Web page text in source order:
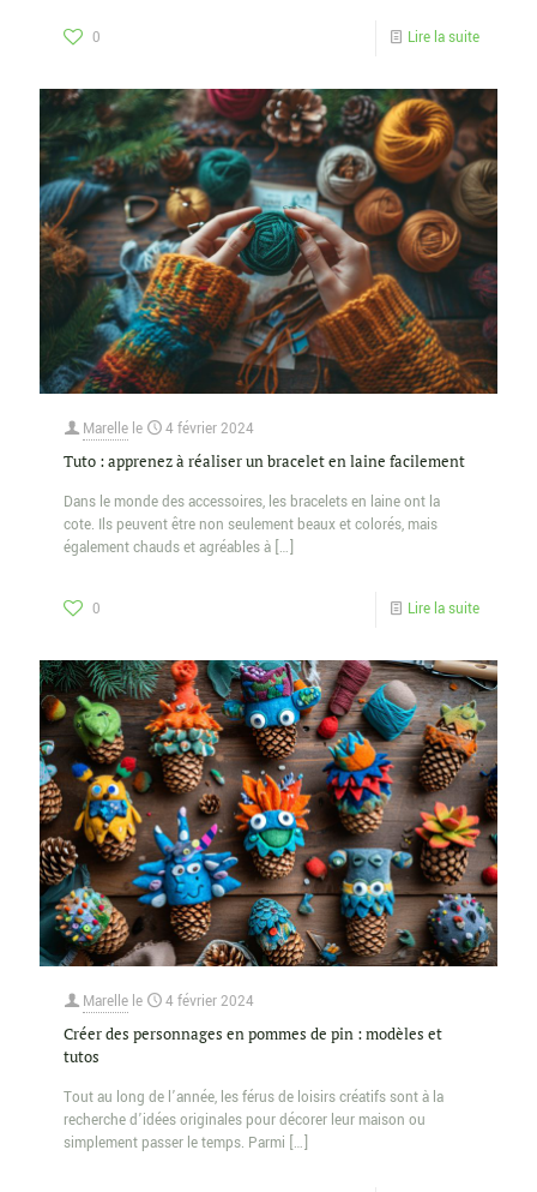
0 Lire la suite
Marelle le 4 février 2024
Tuto : apprenez à réaliser un bracelet en laine facilement
Dans le monde des accessoires, les bracelets en laine ont la
cote. Ils peuvent être non seulement beaux et colorés, mais
également chauds et agréables à […]
0 Lire la suite
Marelle le 4 février 2024
Créer des personnages en pommes de pin : modèles et
tutos
Tout au long de l’année, les férus de loisirs créatifs sont à la
recherche d’idées originales pour décorer leur maison ou
simplement passer le temps. Parmi […]